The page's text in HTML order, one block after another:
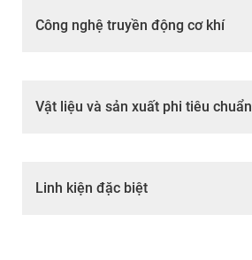
Công nghệ truyền động cơ khí
Vật liệu và sản xuất phi tiêu chuẩn
Linh kiện đặc biệt